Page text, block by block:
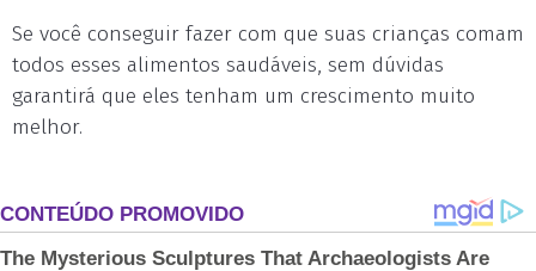
Se você conseguir fazer com que suas crianças comam
todos esses alimentos saudáveis, sem dúvidas
garantirá que eles tenham um crescimento muito
melhor.